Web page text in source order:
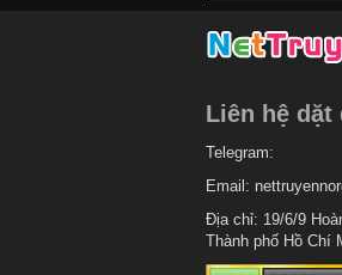
Liên hệ dặt
Telegram:
Email:
Địa chỉ: 19/6/9
Thành phố Hồ Chí